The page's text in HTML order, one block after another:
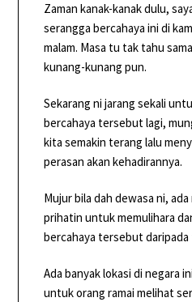
Zaman kanak-kanak dulu,
serangga bercahaya ini di
malam. Masa tu tak tahu
kunang-kunang pun.
Sekarang ni jarang sekali
bercahaya tersebut lagi,
kita semakin terang lalu
perasan akan kehadirannya.
Mujur bila dah dewasa ni,
prihatin untuk memulihara
bercahaya tersebut
Ada banyak lokasi di negara
untuk orang ramai melihat